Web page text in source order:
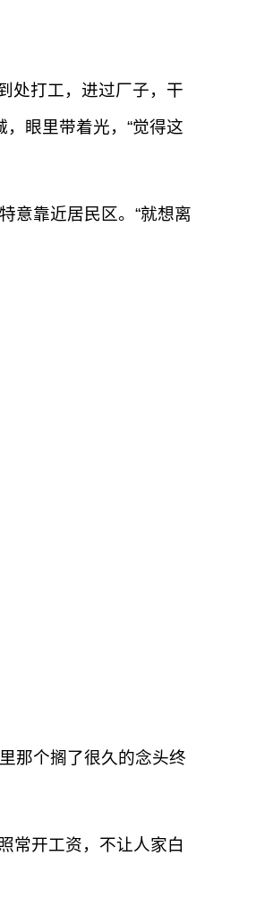
处打工，进过厂子，干
眼里带着光，“觉得这
意靠近居民区。“就想离
那个搁了很久的念头终
常开工资，不让人家白